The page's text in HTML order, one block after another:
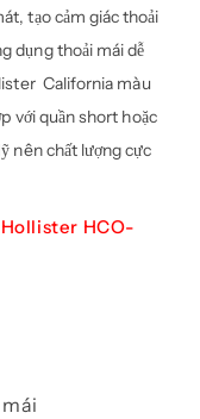
tạo cảm giác thoải
dụng thoải mái dễ
California màu
với quần short hoặc
nên chất lượng cực
HCO-